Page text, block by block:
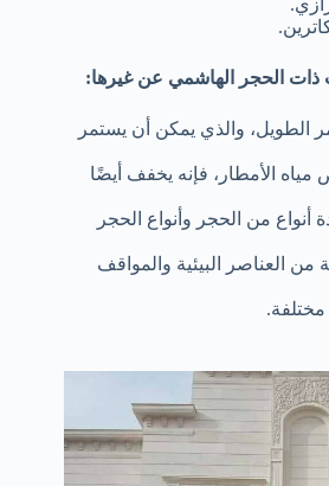
ذات الحجر الهاشمي عن غيرها:
الطويل، والذي يمكن أن يستمر
مياه الأمطار، فإنه يخفف أيضًا
أنواع من الحجر وأنواع الحجر
العناصر البيئية والمواقف